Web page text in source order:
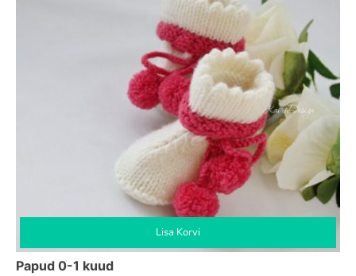
Lisa Korvi
Papud 0-1 kuud